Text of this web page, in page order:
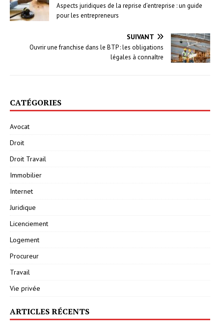
Aspects juridiques de la reprise d’entreprise : un guide
pour les entrepreneurs
SUIVANT
Ouvrir une franchise dans le BTP : les obligations
légales à connaître
CATÉGORIES
Avocat
Droit
Droit Travail
Immobilier
Internet
Juridique
Licenciement
Logement
Procureur
Travail
Vie privée
ARTICLES RÉCENTS